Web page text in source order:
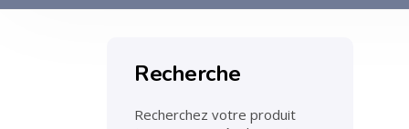
Recherche
Recherchez votre produit